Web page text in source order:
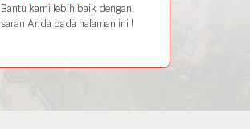
Bantu kami lebih baik dengan
saran Anda pada halaman ini !